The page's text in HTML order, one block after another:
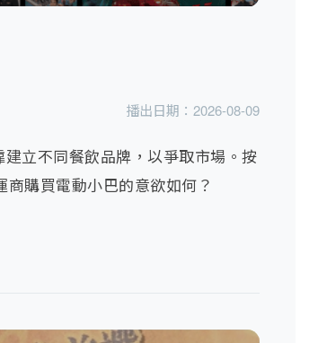
播出日期： 2026-08-09
立不同餐飲品牌，以爭取市場。按
購買電動小巴的意欲如何？